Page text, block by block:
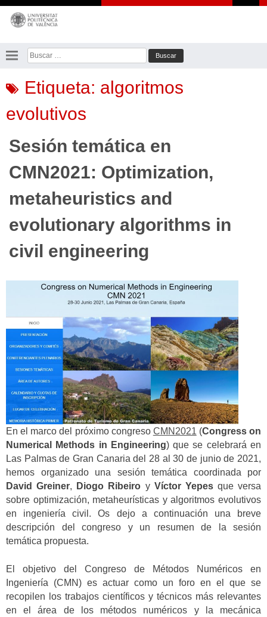
Saltar
contenido
Buscar:
Etiqueta: algoritmos
evolutivos
Sesión temática en
CMN2021: Optimization,
metaheuristics and
evolutionary algorithms in
civil engineering
En el marco del próximo congreso CMN2021 (Congress on
Numerical Methods in Engineering) que se celebrará en
Las Palmas de Gran Canaria del 28 al 30 de junio de 2021,
hemos organizado una sesión temática coordinada por
David Greiner, Diogo Ribeiro y Víctor Yepesque versa
sobre optimización, metaheurísticas y algoritmos evolutivos
en ingeniería civil. Os dejo a continuación una breve
descripción del congreso y un resumen de la sesión
temática propuesta.
El objetivo del Congreso de Métodos Numéricos en
Ingeniería (CMN) es actuar como un foro en el que se
recopilen los trabajos científicos y técnicos más relevantes
en el área de los métodos numéricos y la mecánica